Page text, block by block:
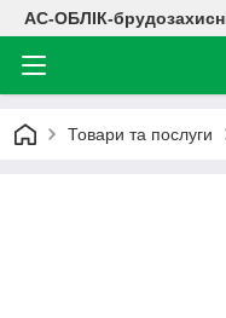
АС-ОБЛІК-
Товари та послуги